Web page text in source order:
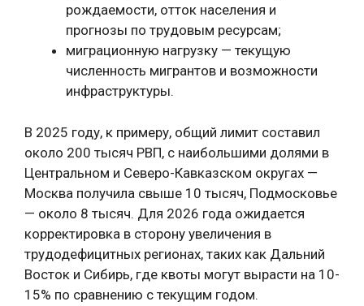
рождаемости, отток населения и
прогнозы по трудовым ресурсам;
миграционную нагрузку — текущую
численность мигрантов и возможности
инфраструктуры.
В 2025 году, к примеру, общий лимит составил
около 200 тысяч РВП, с наибольшими долями в
Центральном и Северо-Кавказском округах —
Москва получила свыше 10 тысяч, Подмосковье
— около 8 тысяч. Для 2026 года ожидается
корректировка в сторону увеличения в
трудодефицитных регионах, таких как Дальний
Восток и Сибирь, где квоты могут вырасти на 10-
15% по сравнению с текущим годом.